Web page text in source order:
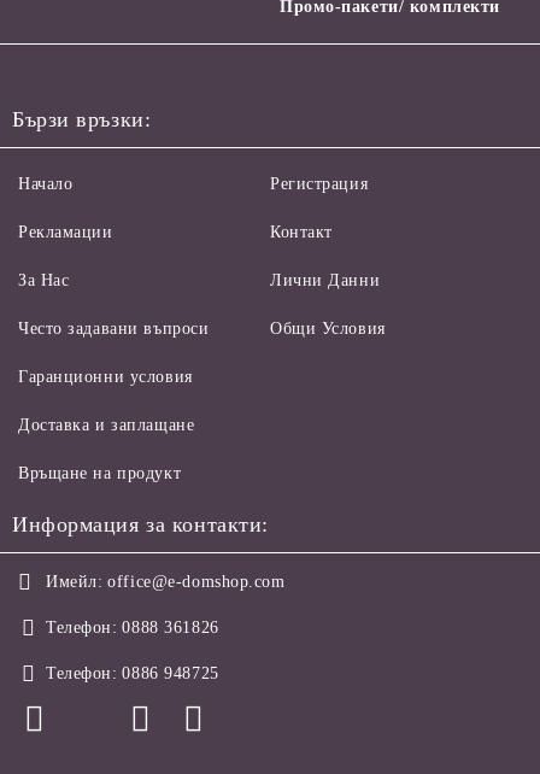
Промо-пакети/ комплекти
Бързи връзки:
Начало
Рекламации
За Нас
Често задавани въпроси
Регистрация
Контакт
Лични Данни
Общи Условия
Гаранционни условия
Доставка и заплащане
Връщане на продукт
Информация за контакти:
Имейл: office@e-domshop.com
Телефон: 0888 361826
Телефон: 0886 948725